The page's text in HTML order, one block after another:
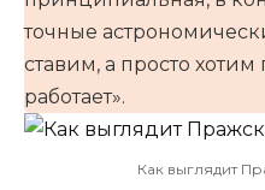
точные
ставим, а просто хотим
работает».
Как выглядит